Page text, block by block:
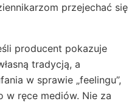
przejechać się
producent pokazuje
tradycją, a
w sprawie „feelingu”,
w ręce mediów. Nie za